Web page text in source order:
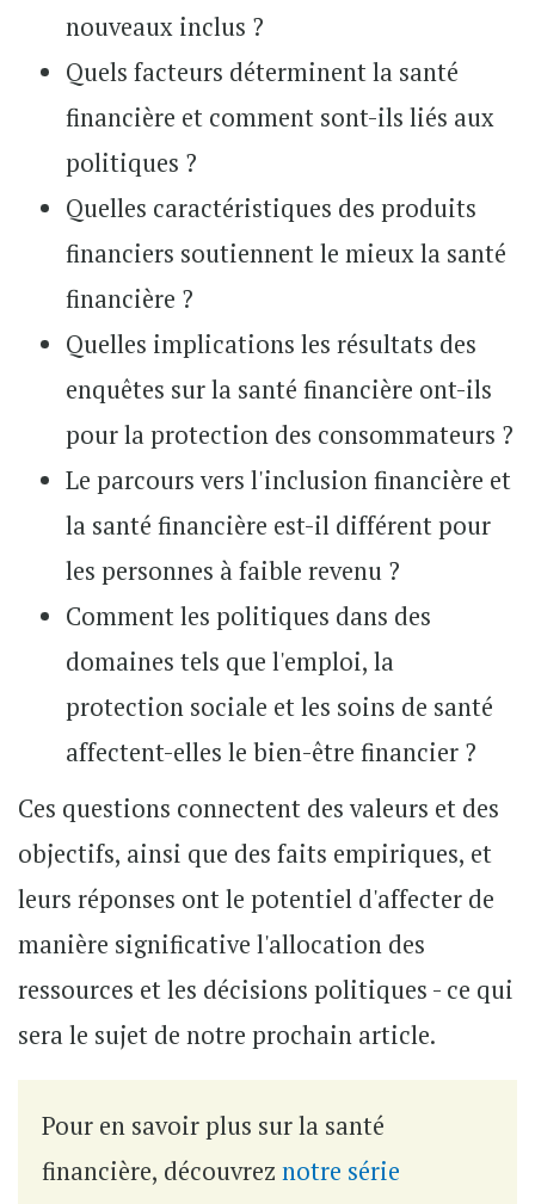
nouveaux inclus ?
Quels facteurs déterminent la santé
financière et comment sont-ils liés aux
politiques ?
Quelles caractéristiques des produits
financiers soutiennent le mieux la santé
financière ?
Quelles implications les résultats des
enquêtes sur la santé financière ont-ils
pour la protection des consommateurs ?
Le parcours vers l'inclusion financière et
la santé financière est-il différent pour
les personnes à faible revenu ?
Comment les politiques dans des
domaines tels que l'emploi, la
protection sociale et les soins de santé
affectent-elles le bien-être financier ?
Ces questions connectent des valeurs et des
objectifs, ainsi que des faits empiriques, et
leurs réponses ont le potentiel d'affecter de
manière significative l'allocation des
ressources et les décisions politiques - ce qui
sera le sujet de notre prochain article.
Pour en savoir plus sur la santé
financière, découvrez notre série